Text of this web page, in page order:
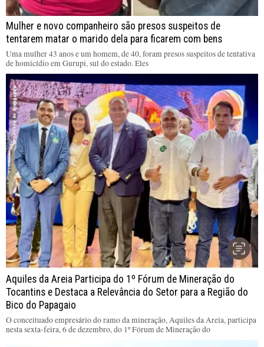
Mulher e novo companheiro são presos suspeitos de
tentarem matar o marido dela para ficarem com bens
Uma mulher 43 anos e um homem, de 40, foram presos suspeitos de tentativa
de homicídio em Gurupi, sul do estado. Eles
Aquiles da Areia Participa do 1º Fórum de Mineração do
Tocantins e Destaca a Relevância do Setor para a Região do
Bico do Papagaio
O conceituado empresário do ramo da mineração, Aquiles da Areia, participa
nesta sexta-feira, 6 de dezembro, do 1º Fórum de Mineração do